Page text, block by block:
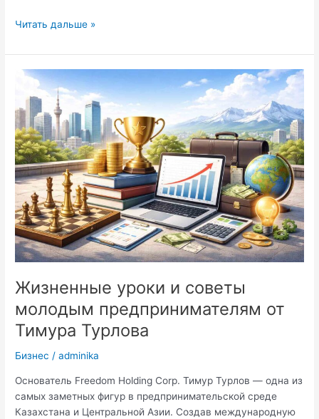
Банковская
для
участия
тендере:
порядок
оформления
и
практические
аспекты
Читать дальше »
Жизненные уроки и советы
молодым предпринимателям от
Тимура Турлова
Бизнес /adminika
Основатель Freedom Holding Corp. Тимур Турлов — одна из
самых заметных фигур в предпринимательской среде
Казахстана и Центральной Азии. Создав международную